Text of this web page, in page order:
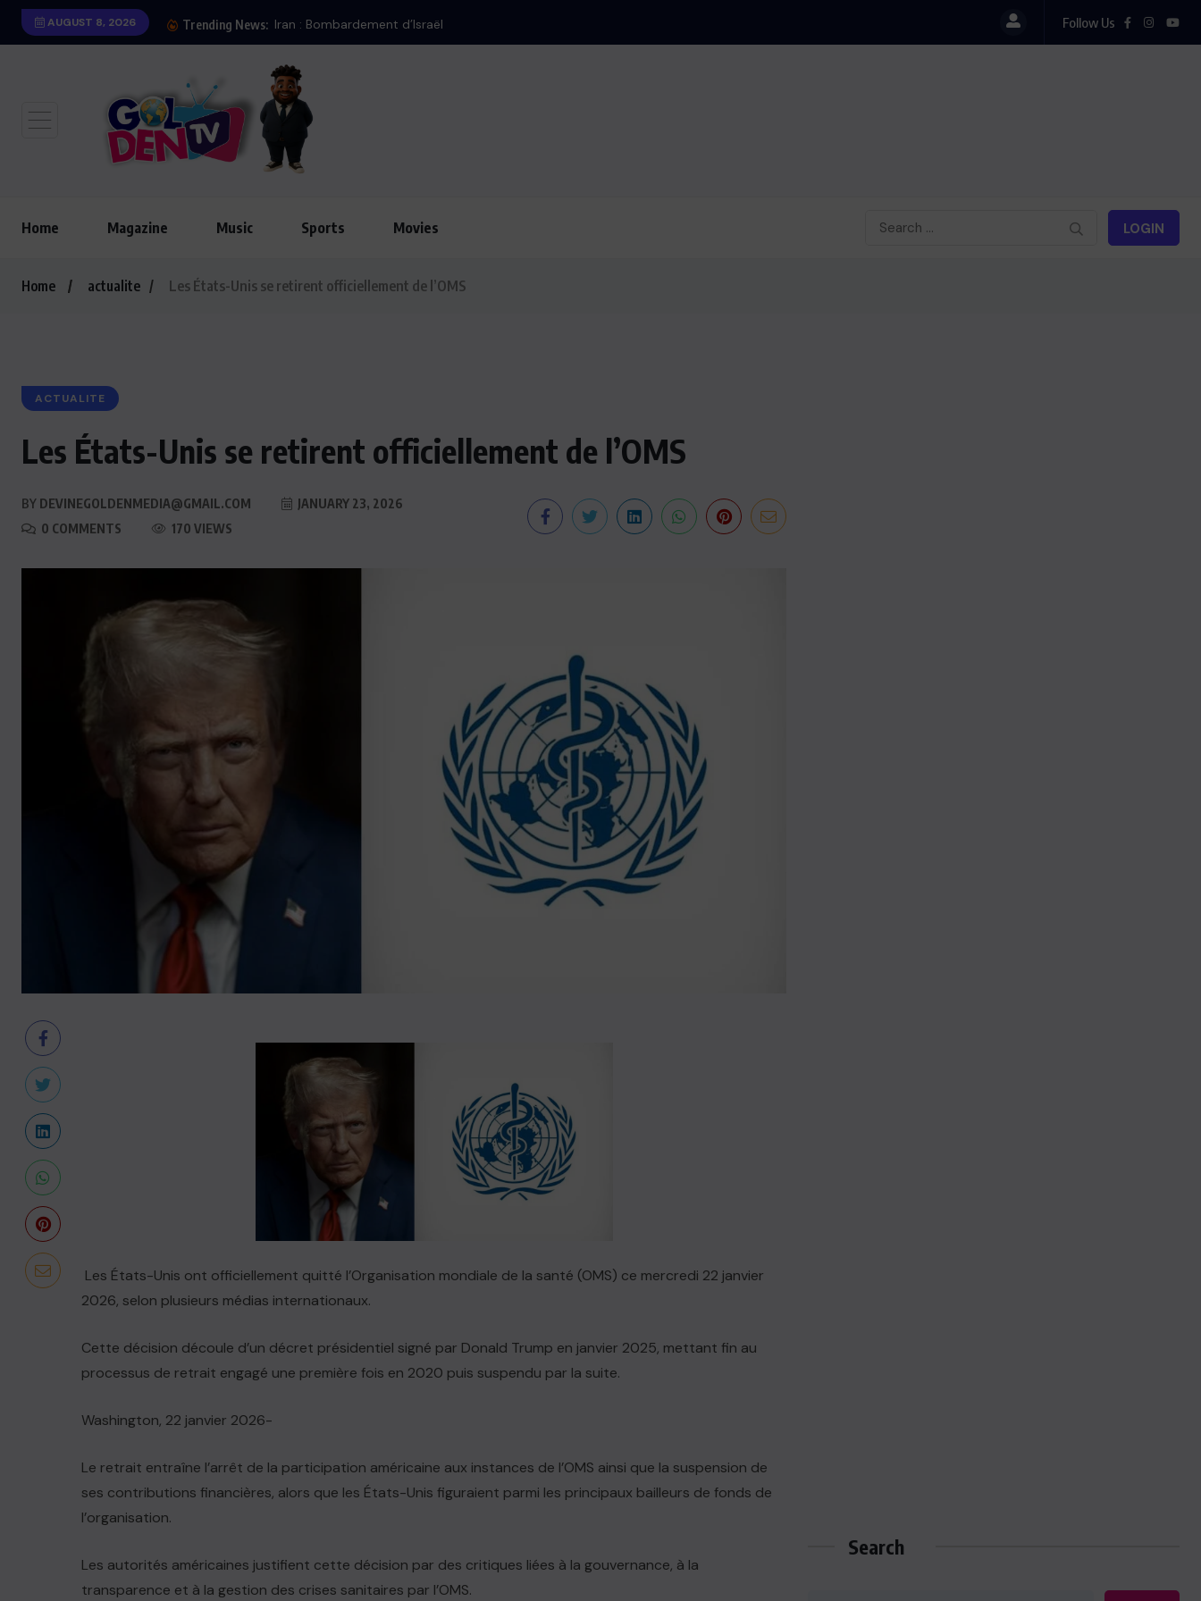
AUGUST 8, 2026 Trending News: Iran : Bombardement d’Israël Follow Us
Home Magazine Music Sports Movies LOGIN
Home actualite Les États-Unis se retirent officiellement de l’OMS
ACTUALITE
Les États-Unis se retirent officiellement de l’OMS
BY DEVINEGOLDENMEDIA@GMAIL.COM
JANUARY 23, 2026
0 COMMENTS
170 VIEWS
Les États-Unis ont officiellement quitté l’Organisation mondiale de la santé (OMS) ce mercredi 22 janvier
2026, selon plusieurs médias internationaux.
Cette décision découle d’un décret présidentiel signé par Donald Trump en janvier 2025, mettant fin au
processus de retrait engagé une première fois en 2020 puis suspendu par la suite.
Washington, 22 janvier 2026-
Le retrait entraîne l’arrêt de la participation américaine aux instances de l’OMS ainsi que la suspension de
ses contributions financières, alors que les États-Unis figuraient parmi les principaux bailleurs de fonds de
l’organisation.
Les autorités américaines justifient cette décision par des critiques liées à la gouvernance, à la
transparence et à la gestion des crises sanitaires par l’OMS.
Search